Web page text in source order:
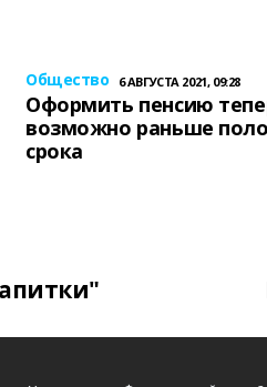
Общество 6 АВГУСТА 2021, 09:28
Оформить пенсию
возможно раньше
срока